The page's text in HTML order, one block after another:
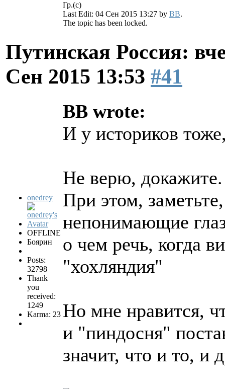
Гр.(с)
Last Edit: 04 Сен 2015 13:27 by BB.
The topic has been locked.
Путинская Россия:
Сен 2015 13:53 #41
onedrey
OFFLINE
Боярин
Posts:
32798
Thank
you
received:
1249
Karma: 23
BB wrote:
И у историков
Не верю, докажите.
При этом,
непонимающие
о чем речь, когда
"хохляндия"
Но мне нравится,
и "пиндосня"
значит, что и то, и